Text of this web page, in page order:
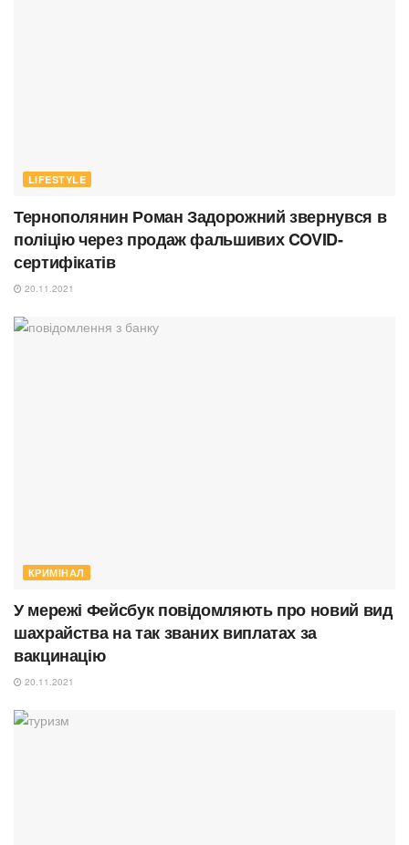
LIFESTYLE
Тернополянин Роман Задорожний звернувся в
поліцію через продаж фальшивих COVID-
сертифікатів
20.11.2021
КРИМІНАЛ
У мережі Фейсбук повідомляють про новий вид
шахрайства на так званих виплатах за
вакцинацію
20.11.2021